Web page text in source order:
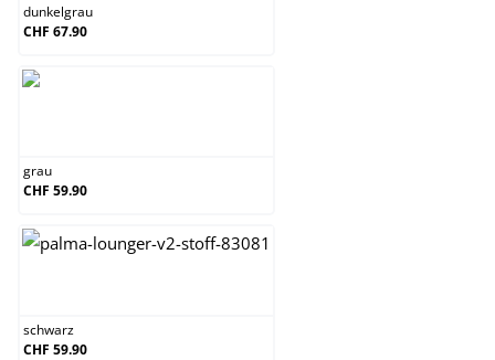
dunkelgrau
CHF 67.90
grau
CHF 59.90
schwarz
CHF 59.90